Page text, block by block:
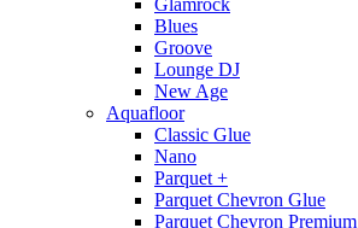
Glamrock
Blues
Groove
Lounge DJ
New Age
Aquafloor
Classic Glue
Nano
Parquet +
Parquet Chevron Glue
Parquet Chevron Premium